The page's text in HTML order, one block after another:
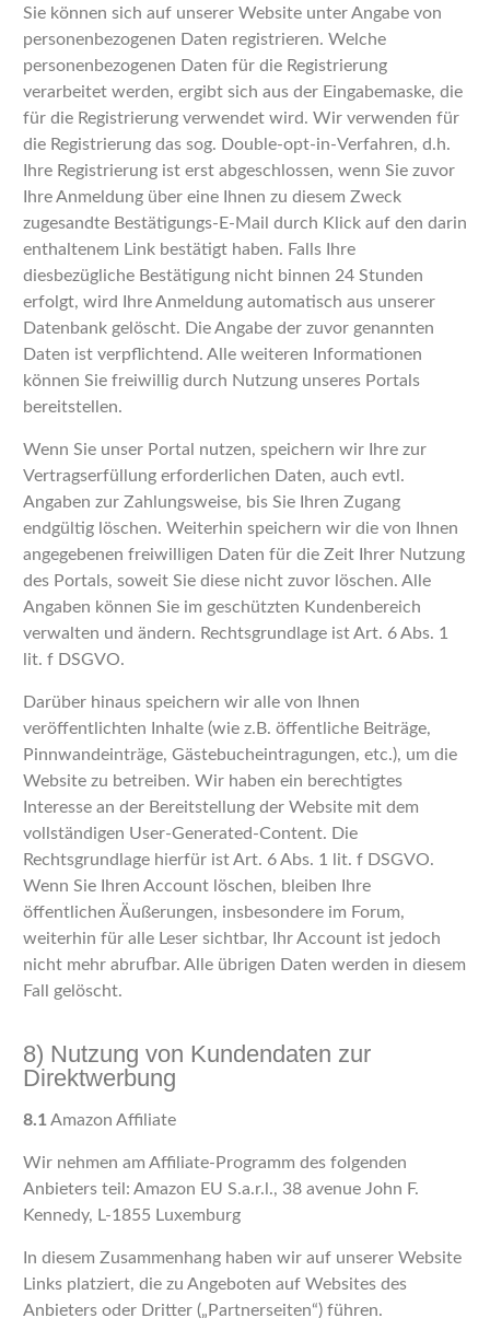
Sie können sich auf unserer Website unter Angabe von
personenbezogenen Daten registrieren. Welche
personenbezogenen Daten für die Registrierung
verarbeitet werden, ergibt sich aus der Eingabemaske, die
für die Registrierung verwendet wird. Wir verwenden für
die Registrierung das sog. Double-opt-in-Verfahren, d.h.
Ihre Registrierung ist erst abgeschlossen, wenn Sie zuvor
Ihre Anmeldung über eine Ihnen zu diesem Zweck
zugesandte Bestätigungs-E-Mail durch Klick auf den darin
enthaltenem Link bestätigt haben. Falls Ihre
diesbezügliche Bestätigung nicht binnen 24 Stunden
erfolgt, wird Ihre Anmeldung automatisch aus unserer
Datenbank gelöscht. Die Angabe der zuvor genannten
Daten ist verpflichtend. Alle weiteren Informationen
können Sie freiwillig durch Nutzung unseres Portals
bereitstellen.
Wenn Sie unser Portal nutzen, speichern wir Ihre zur
Vertragserfüllung erforderlichen Daten, auch evtl.
Angaben zur Zahlungsweise, bis Sie Ihren Zugang
endgültig löschen. Weiterhin speichern wir die von Ihnen
angegebenen freiwilligen Daten für die Zeit Ihrer Nutzung
des Portals, soweit Sie diese nicht zuvor löschen. Alle
Angaben können Sie im geschützten Kundenbereich
verwalten und ändern. Rechtsgrundlage ist Art. 6 Abs. 1
lit. f DSGVO.
Darüber hinaus speichern wir alle von Ihnen
veröffentlichten Inhalte (wie z.B. öffentliche Beiträge,
Pinnwandeinträge, Gästebucheintragungen, etc.), um die
Website zu betreiben. Wir haben ein berechtigtes
Interesse an der Bereitstellung der Website mit dem
vollständigen User-Generated-Content. Die
Rechtsgrundlage hierfür ist Art. 6 Abs. 1 lit. f DSGVO.
Wenn Sie Ihren Account löschen, bleiben Ihre
öffentlichen Äußerungen, insbesondere im Forum,
weiterhin für alle Leser sichtbar, Ihr Account ist jedoch
nicht mehr abrufbar. Alle übrigen Daten werden in diesem
Fall gelöscht.
8) Nutzung von Kundendaten zur
Direktwerbung
8.1Amazon Affiliate
Wir nehmen am Affiliate-Programm des folgenden
Anbieters teil: Amazon EU S.a.r.l., 38 avenue John F.
Kennedy, L-1855 Luxemburg
In diesem Zusammenhang haben wir auf unserer Website
Links platziert, die zu Angeboten auf Websites des
Anbieters oder Dritter („Partnerseiten“) führen.